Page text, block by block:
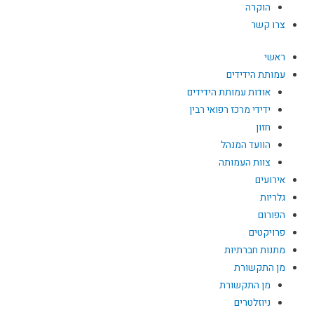
הוקרה
צרו קשר
ראשי
עמותת הידידים
אודות עמותת הידידים
ידידי מרכז רפואי רבין
חזון
הוועד המנהל
צוות העמותה
אירועים
גלריות
הפורום
פרויקטים
מתנות חברתיות
מן התקשורת
מן התקשורת
ניוזלטרים